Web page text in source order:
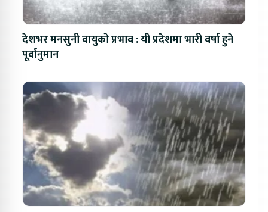
देशभर मनसुनी वायुको प्रभाव : यी प्रदेशमा भारी वर्षा हुने
पूर्वानुमान